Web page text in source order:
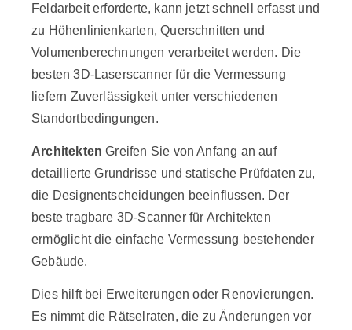
Feldarbeit erforderte, kann jetzt schnell erfasst und
zu Höhenlinienkarten, Querschnitten und
Volumenberechnungen verarbeitet werden. Die
besten 3D-Laserscanner für die Vermessung
liefern Zuverlässigkeit unter verschiedenen
Standortbedingungen.
Architekten Greifen Sie von Anfang an auf
detaillierte Grundrisse und statische Prüfdaten zu,
die Designentscheidungen beeinflussen. Der
beste tragbare 3D-Scanner für Architekten
ermöglicht die einfache Vermessung bestehender
Gebäude.
Dies hilft bei Erweiterungen oder Renovierungen.
Es nimmt die Rätselraten, die zu Änderungen vor